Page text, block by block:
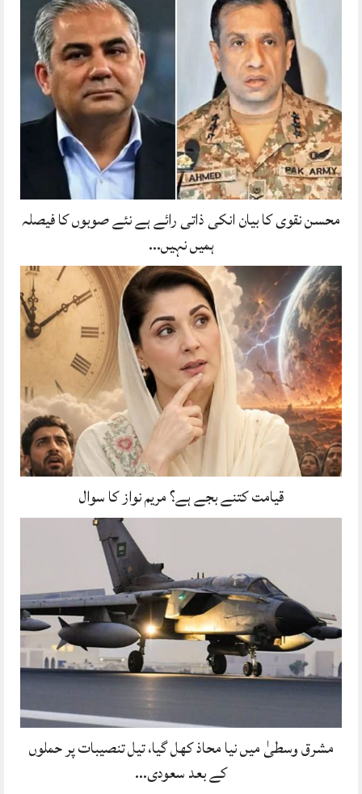
محسن نقوی کا بیان انکی ذاتی رائے ہے نئے صوبوں کا فیصلہ
ہمیں نہیں…
قیامت کتنے بجے ہے؟ مریم نواز کا سوال
مشرق وسطیٰ میں نیا محاذ کھل گیا، تیل تنصیبات پر حملوں
کے بعد سعودی…